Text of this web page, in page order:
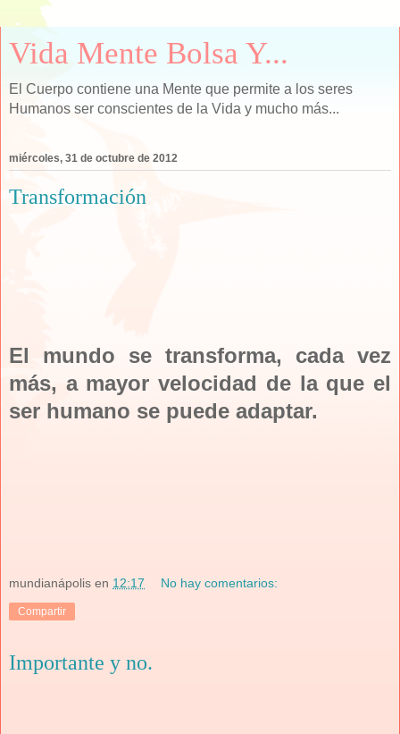
Vida Mente Bolsa Y...
El Cuerpo contiene una Mente que permite a los seres
Humanos ser conscientes de la Vida y mucho más...
miércoles, 31 de octubre de 2012
Transformación
El mundo se transforma, cada vez
más, a mayor velocidad de la que el
ser humano se puede adaptar.
mundianápolis en 12:17 No hay comentarios:
Compartir
Importante y no.